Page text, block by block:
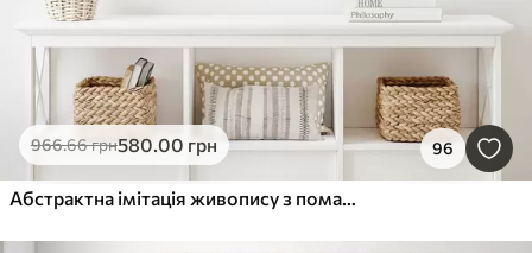
966.66грн580.00 грн 96
Абстрактна імітація живопису з помаранчевими та сірими колами, листям і гілками, сучасний стиль, ефект акварелі